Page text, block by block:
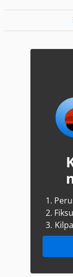
1.
2.
3.